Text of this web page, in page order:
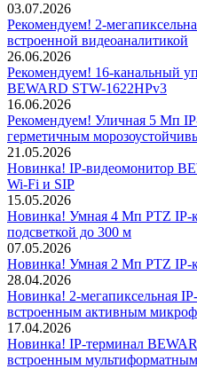
03.07.2026
Рекомендуем! 2-
встроенной видеоаналитикой
26.06.2026
Рекомендуем! 16-канальный
BEWARD STW-1622HPv3
16.06.2026
Рекомендуем! Уличная 5 Мп
герметичным
21.05.2026
Новинка! IP-видеомонитор
Wi-Fi и SIP
15.05.2026
Новинка! Умная 4 Мп PTZ IP-
подсветкой до 300 м
07.05.2026
Новинка! Умная 2 Мп PTZ IP-
28.04.2026
Новинка! 2-мегапиксельная
встроенным активным
17.04.2026
Новинка! IP-терминал
встроенным